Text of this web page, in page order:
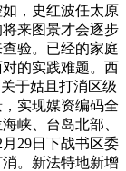
，史红波任太原
来图景才会逐步
验。已经的家庭
的实践难题。西
于姑且打消区级
实现媒资编码全
峡、台岛北部、
29日下战书区委
。新法特地新增